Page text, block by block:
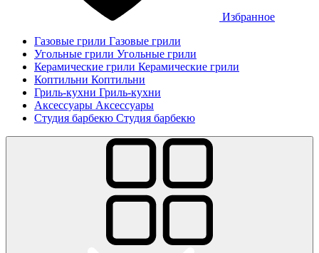
Избранное
Газовые грили Газовые грили
Угольные грили Угольные грили
Керамические грили Керамические грили
Коптильни Коптильни
Гриль-кухни Гриль-кухни
Аксессуары Аксессуары
Студия барбекю Студия барбекю